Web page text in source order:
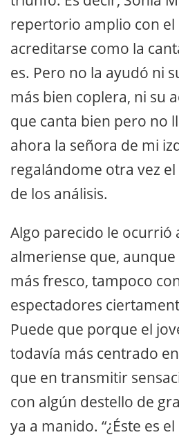
repertorio amplio con
acreditarse como la
es. Pero no la ayudó ni
más bien coplera, ni su
que canta bien pero no
ahora la señora de mi
regalándome otra vez
de los análisis.
Algo parecido le ocurrió
almeriense que,
más fresco, tampoco
espectadores
Puede que porque el
todavía más centrado
que en transmitir
con algún destello de
ya a manido. “¿Éste es